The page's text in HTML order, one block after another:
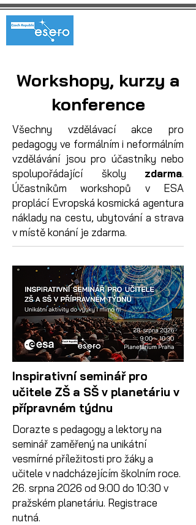
Workshopy, kurzy a
konference
Všechny vzdělávací akce pro
pedagogy ve formálním i neformálním
vzdělávání jsou pro účastníky nebo
spolupořádající školy zdarma.
Účastníkům workshopů v ESA
proplácí Evropská kosmická agentura
náklady na cestu, ubytování a strava
v místě konání je zdarma.
Inspirativní seminář pro
učitele ZŠ a SŠ v planetáriu v
přípravném týdnu
Dorazte s pedagogy a lektory na
seminář zaměřený na unikátní
vesmírné příležitosti pro žáky a
učitele v nadcházejícím školním roce.
26. srpna 2026 od 9:00 do 10:30 v
pražském planetáriu. Registrace
nutná.